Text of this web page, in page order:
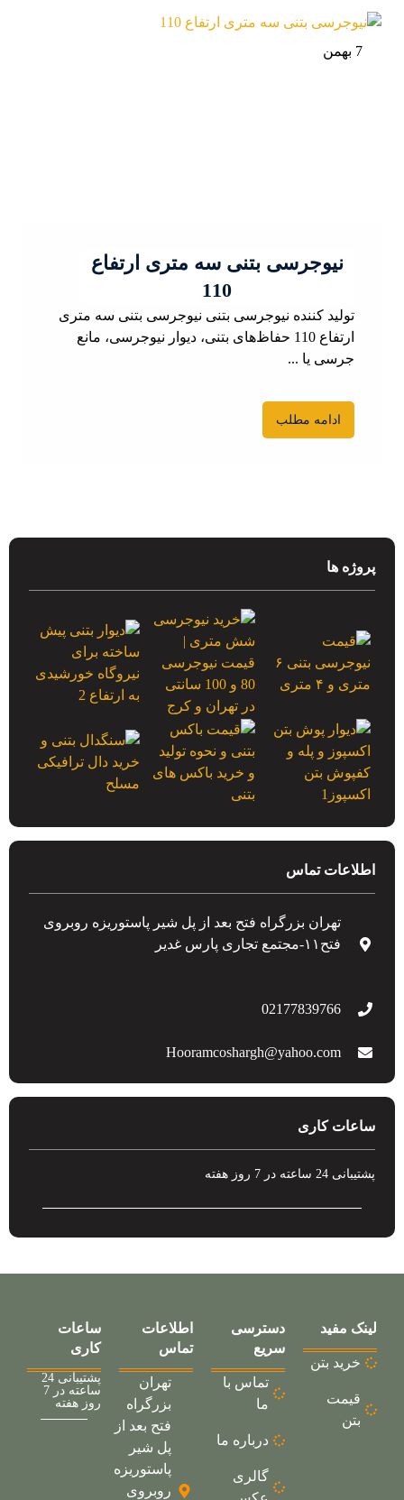
7 بهمن
نیوجرسی بتنی سه متری ارتفاع
110
تولید کننده نیوجرسی بتنی نیوجرسی بتنی سه متری
ارتفاع 110 حفاظ‌های بتنی، دیوار نیوجرسی، مانع
جرسی یا ...
ادامه مطلب
پروژه ها
اطلاعات تماس
تهران بزرگراه فتح بعد از پل شیر پاستوریزه روبروی
فتح۱۱-مجتمع تجاری پارس غدیر
02177839766
Hooramcoshargh@yahoo.com
ساعات کاری
پشتیبانی 24 ساعته در 7 روز هفته
لینک مفید
خرید بتن
قیمت
بتن
دسترسی
سریع
تماس با
ما
درباره ما
گالری
اطلاعات
تماس
تهران
بزرگراه
فتح بعد از
پل شیر
پاستوریزه
روبروی
ساعات
کاری
پشتیبانی 24
ساعته در 7
روز هفته